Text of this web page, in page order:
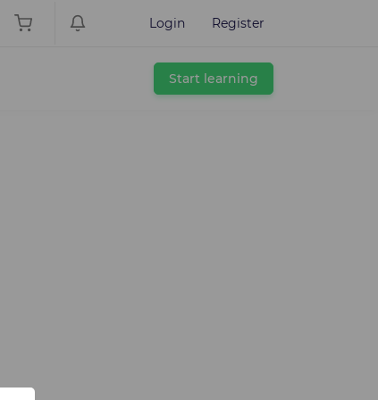
Login Register
Start learning